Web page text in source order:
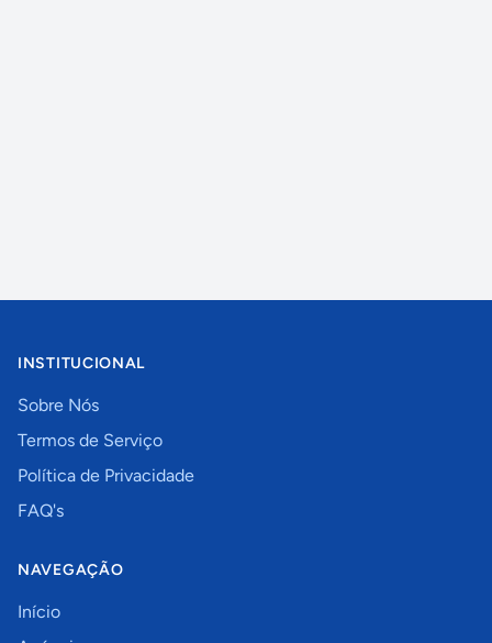
INSTITUCIONAL
Sobre Nós
Termos de Serviço
Política de Privacidade
FAQ's
NAVEGAÇÃO
Início